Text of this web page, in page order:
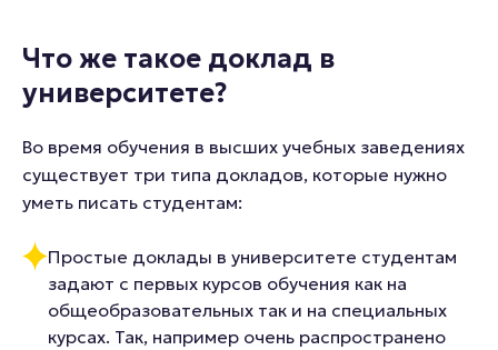
Что же такое доклад в
университете?
Во время обучения в высших учебных заведениях
существует три типа докладов, которые нужно
уметь писать студентам:
Простые доклады в университете студентам
задают с первых курсов обучения как на
общеобразовательных так и на специальных
курсах. Так, например очень распространено